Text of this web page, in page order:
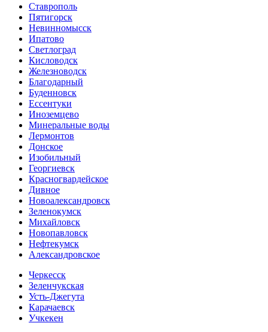
Ставрополь
Пятигорск
Невинномысск
Ипатово
Светлоград
Кисловодск
Железноводск
Благодарный
Буденновск
Ессентуки
Иноземцево
Минеральные воды
Лермонтов
Донское
Изобильный
Георгиевск
Красногвардейское
Дивное
Новоалександровск
Зеленокумск
Михайловск
Новопавловск
Нефтекумск
Александровское
Черкесск
Зеленчукская
Усть-Джегута
Карачаевск
Учкекен